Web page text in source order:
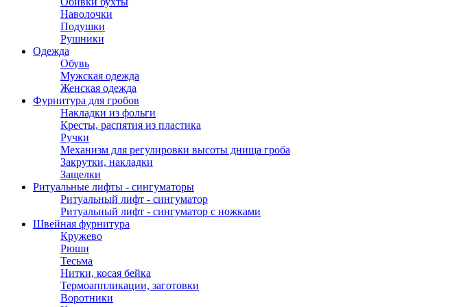
Наволочки
Подушки
Рушники
Одежда
Обувь
Мужская одежда
Женская одежда
Фурнитура для гробов
Накладки из фольги
Кресты, распятия из пластика
Ручки
Механизм для регулировки высоты днища гроба
Закрутки, накладки
Защелки
Ритуальные лифты - сингуматоры
Ритуальный лифт - сингуматор
Ритуальный лифт - сингуматор с ножками
Швейная фурнитура
Кружево
Рюши
Тесьма
Нитки, косая бейка
Термоаппликации, заготовки
Воротники